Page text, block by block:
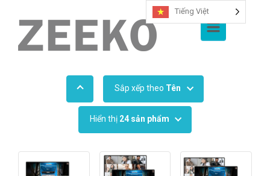
Sắp xếp theo Tên
Hiển thị 24 sản phẩm
Tiếng Việt